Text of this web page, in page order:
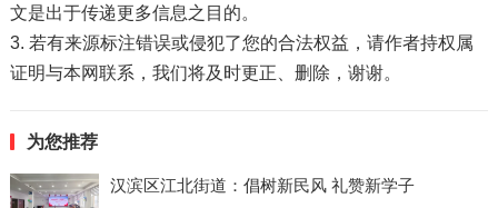
文是出于传递更多信息之目的。
3. 若有来源标注错误或侵犯了您的合法权益，请作者持权属
证明与本网联系，我们将及时更正、删除，谢谢。
为您推荐
汉滨区江北街道：倡树新民风 礼赞新学子